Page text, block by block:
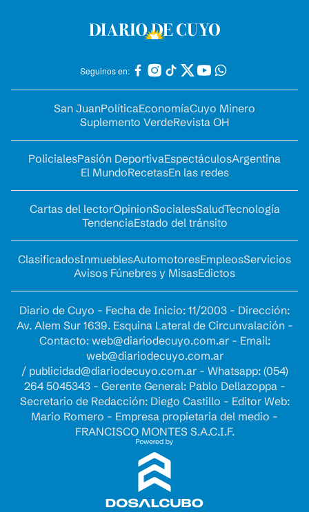
Seguinos en:
San JuanPolíticaEconomíaCuyo Minero
Suplemento VerdeRevista OH
PolicialesPasión DeportivaEspectáculosArgentina
El MundoRecetasEn las redes
Cartas del lectorOpinionSocialesSaludTecnología
TendenciaEstado del tránsito
ClasificadosInmueblesAutomotoresEmpleosServicios
Avisos Fúnebres y MisasEdictos
Diario de Cuyo - Fecha de Inicio: 11/2003 - Dirección:
Av. Alem Sur 1639. Esquina Lateral de Circunvalación -
Contacto: web@diariodecuyo.com.ar- Email:
web@diariodecuyo.com.ar
/ publicidad@diariodecuyo.com.ar- Whatsapp: (054)
264 5045343 - Gerente General: Pablo Dellazoppa -
Secretario de Redacción: Diego Castillo - Editor Web:
Mario Romero - Empresa propietaria del medio -
FRANCISCO MONTES S.A.C.I.F.